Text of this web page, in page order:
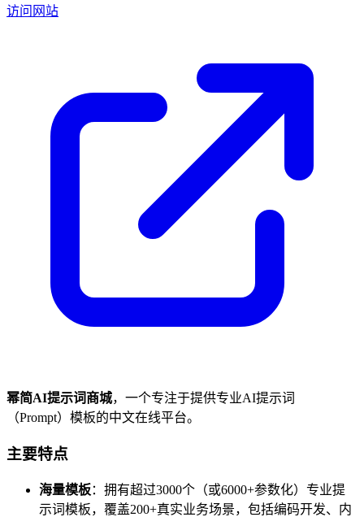
访问网站
幂简AI提示词商城，一个专注于提供专业AI提示词
（Prompt）模板的中文在线平台。
主要特点
海量模板：拥有超过3000个（或6000+参数化）专业提
示词模板，覆盖200+真实业务场景，包括编码开发、内